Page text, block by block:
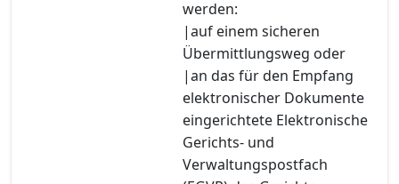
werden:
|auf einem sicheren
Übermittlungsweg oder
|an das für den Empfang
elektronischer Dokumente
eingerichtete Elektronische
Gerichts- und
Verwaltungspostfach